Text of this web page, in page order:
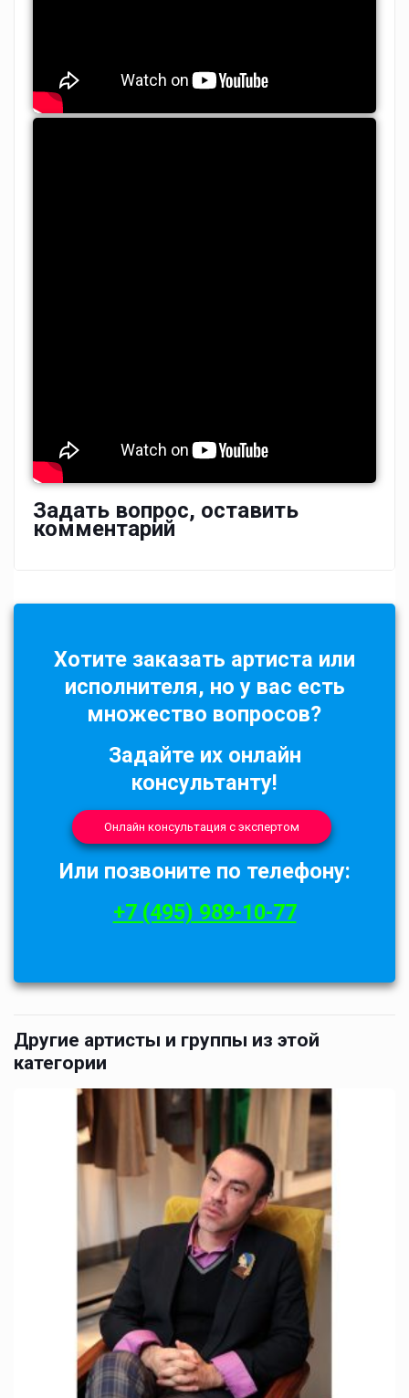
Задать вопрос, оставить
комментарий
Хотите заказать артиста или
исполнителя, но у вас есть
множество вопросов?
Задайте их онлайн
консультанту!
Онлайн консультация с экспертом
Или позвоните по телефону:
+7 (495) 989-10-77
Другие артисты и группы из этой
категории